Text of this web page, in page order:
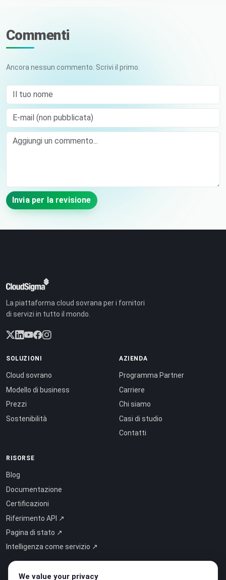
Commenti
Ancora nessun commento. Scrivi il primo.
Il tuo nome
E-mail (non pubblicata)
Comment
Invia per la revisione
La piattaforma cloud sovrana per i fornitori
di servizi in tutto il mondo.
SOLUZIONI
Cloud sovrano
Modello di business
Prezzi
Sostenibilità
AZIENDA
Programma Partner
Carriere
Chi siamo
Casi di studio
Contatti
RISORSE
Blog
Documentazione
Certificazioni
Riferimento API ↗
Pagina di stato ↗
Intelligenza come servizio ↗
We value your privacy